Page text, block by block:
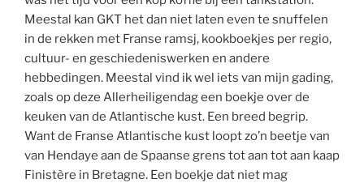
Meestal kan GKT het dan niet laten even te snuffelen
in de rekken met Franse ramsj, kookboekjes per regio,
cultuur- en geschiedeniswerken en andere
hebbedingen. Meestal vind ik wel iets van mijn gading,
zoals op deze Allerheiligendag een boekje over de
keuken van de Atlantische kust. Een breed begrip.
Want de Franse Atlantische kust loopt zo’n beetje van
van Hendaye aan de Spaanse grens tot aan tot aan kaap
Finistère in Bretagne. Een boekje dat niet mag